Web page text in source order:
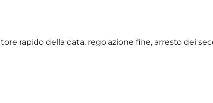
rapido della data, regolazione fine, arresto dei